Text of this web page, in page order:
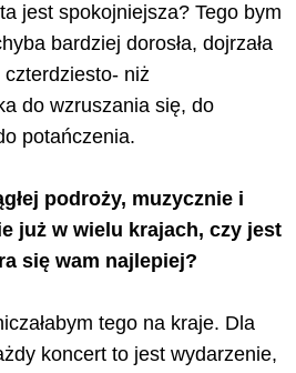
jest spokojniejsza? Tego bym
bardziej dorosła, dojrzała
niż
do wzruszania się, do
potańczenia.
podroży, muzycznie i
już w wielu krajach, czy jest
się wam najlepiej?
tego na kraje. Dla
koncert to jest wydarzenie,